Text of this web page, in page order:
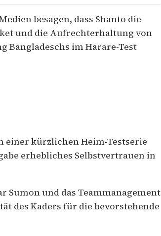
besagen, dass Shanto die
und die Aufrechterhaltung von
Bangladeschs im Harare-Test
einer kürzlichen Heim-Testserie
erhebliches Selbstvertrauen in
Sumon und das Teammanagement
des Kaders für die bevorstehende